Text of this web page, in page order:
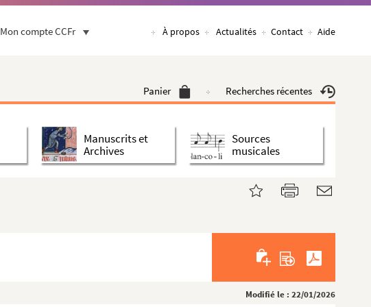
Mon compte CCFr À propos Actualités Contact Aide
Panier Recherches récentes
Manuscrits et
Archives
Sources
musicales
Modifié le : 22/01/2026